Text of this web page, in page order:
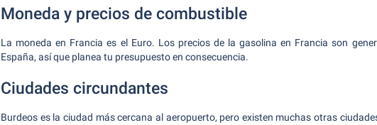
Moneda y precios de combustible
La moneda en Francia es el Euro. Los precios de la gasolina en Francia son
España, así que planea tu presupuesto en consecuencia.
Ciudades circundantes
Burdeos es la ciudad más cercana al aeropuerto, pero existen muchas otras